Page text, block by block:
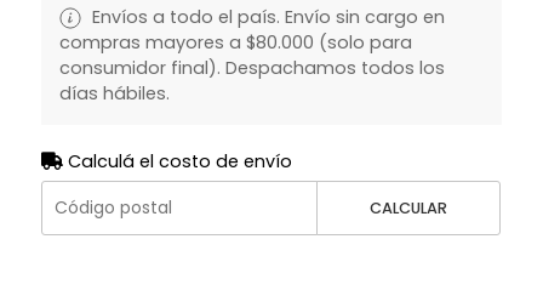
Envíos a todo el país. Envío sin cargo en
compras mayores a $80.000 (solo para
consumidor final). Despachamos todos los
días hábiles.
Calculá el costo de envío
CALCULAR